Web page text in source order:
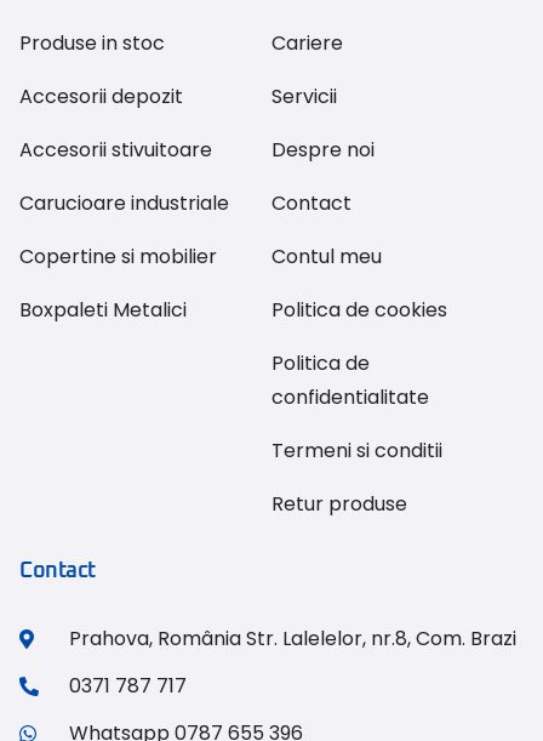
Produse in stoc
Accesorii depozit
Accesorii stivuitoare
Carucioare industriale
Copertine si mobilier
Boxpaleti Metalici
Cariere
Servicii
Despre noi
Contact
Contul meu
Politica de cookies
Politica de
confidentialitate
Termeni si conditii
Retur produse
Contact
Prahova, România Str. Lalelelor, nr.8, Com. Brazi
0371 787 717
Whatsapp 0787 655 396